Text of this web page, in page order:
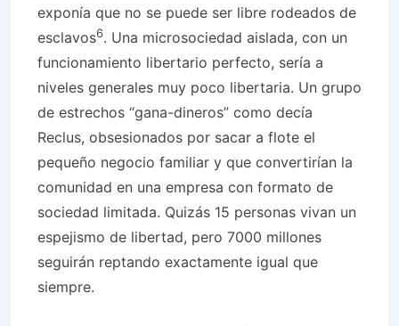
exponía que no se puede ser libre rodeados de
esclavos6. Una microsociedad aislada, con un
funcionamiento libertario perfecto, sería a
niveles generales muy poco libertaria. Un grupo
de estrechos “gana-dineros” como decía
Reclus, obsesionados por sacar a flote el
pequeño negocio familiar y que convertirían la
comunidad en una empresa con formato de
sociedad limitada. Quizás 15 personas vivan un
espejismo de libertad, pero 7000 millones
seguirán reptando exactamente igual que
siempre.